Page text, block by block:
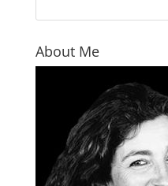
About Me